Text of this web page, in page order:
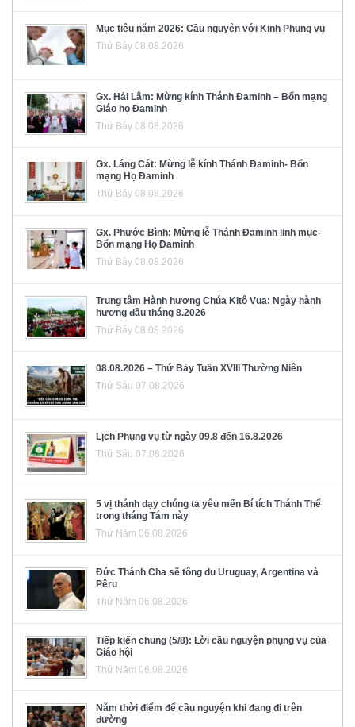
Mục tiêu năm 2026: Cầu nguyện với Kinh Phụng vụ
Thứ Bảy 08.08.2026
Gx. Hải Lâm: Mừng kính Thánh Đaminh – Bổn mạng
Giáo họ Đaminh
Thứ Bảy 08.08.2026
Gx. Láng Cát: Mừng lễ kính Thánh Đaminh- Bổn
mạng Họ Đaminh
Thứ Bảy 08.08.2026
Gx. Phước Bình: Mừng lễ Thánh Đaminh linh mục-
Bổn mạng Họ Đaminh
Thứ Bảy 08.08.2026
Trung tâm Hành hương Chúa Kitô Vua: Ngày hành
hương đầu tháng 8.2026
Thứ Bảy 08.08.2026
08.08.2026 – Thứ Bảy Tuần XVIII Thường Niên
Thứ Sáu 07.08.2026
Lịch Phụng vụ từ ngày 09.8 đến 16.8.2026
Thứ Sáu 07.08.2026
5 vị thánh dạy chúng ta yêu mến Bí tích Thánh Thể
trong tháng Tám này
Thứ Năm 06.08.2026
Đức Thánh Cha sẽ tông du Uruguay, Argentina và
Pêru
Thứ Năm 06.08.2026
Tiếp kiến chung (5/8): Lời cầu nguyện phụng vụ của
Giáo hội
Thứ Năm 06.08.2026
Năm thời điểm để cầu nguyện khi đang đi trên
đường